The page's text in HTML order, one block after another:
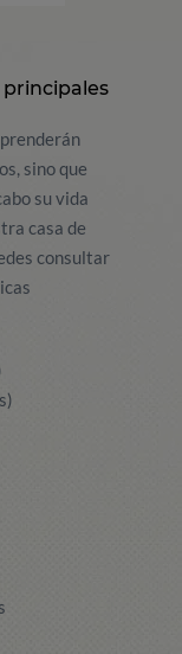
sino que
su vida
casa de
consultar